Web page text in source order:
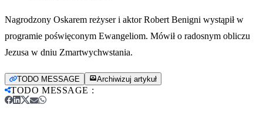
Nagrodzony Oskarem reżyser i aktor Robert Benigni wystąpił w
programie poświęconym Ewangeliom. Mówił o radosnym obliczu
Jezusa w dniu Zmartwychwstania.
TODO MESSAGE Archiwizuj artykuł
TODO MESSAGE :